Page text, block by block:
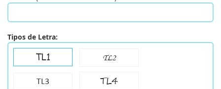
Tipos de Letra:
TL1 TL2
TL3 TL4